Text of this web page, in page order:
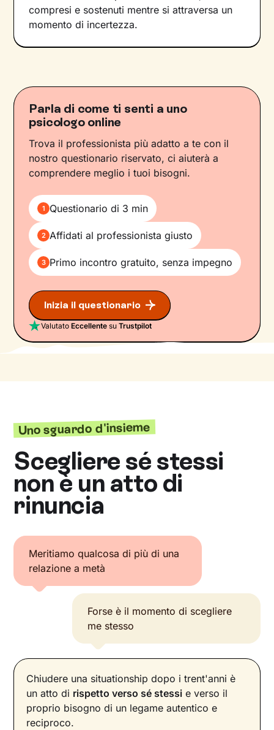
compresi e sostenuti mentre si attraversa un
momento di incertezza.
Parla di come ti senti a uno
psicologo online
Trova il professionista più adatto a te con il
nostro questionario riservato, ci aiuterà a
comprendere meglio i tuoi bisogni.
1 Questionario di 3 min
2 Affidati al professionista giusto
3 Primo incontro gratuito, senza impegno
Inizia il questionario
ValutatoEccellente suTrustpilot
Uno sguardo d'insieme
Scegliere sé stessi
non è un atto di
rinuncia
Meritiamo qualcosa di più di una
relazione a metà
Forse è il momento di scegliere
me stesso
Chiudere una situationship dopo i trent'anni è
un atto di rispetto verso sé stessi e verso il
proprio bisogno di un legame autentico e
reciproco.